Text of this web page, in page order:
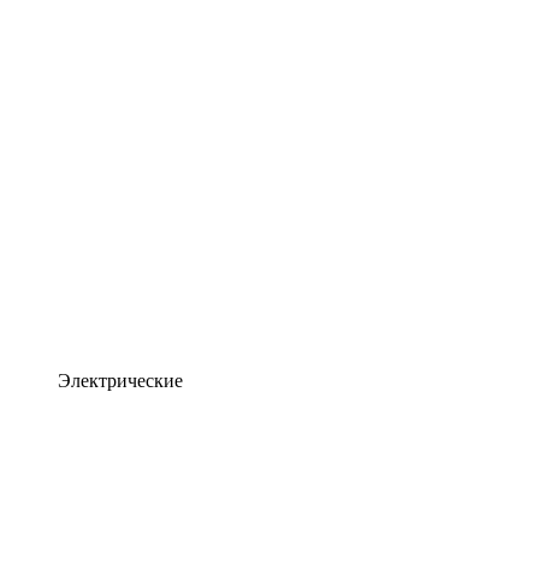
Электрические